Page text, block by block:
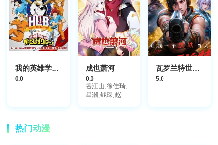
我的英雄学院特别篇
0.0
成也萧河
0.0
谷江山,徐佳琦,
星潮,钱琛,赵熠
瓦罗兰特世界赛，你让我一个黑铁当大哥
5.0
热门动漫